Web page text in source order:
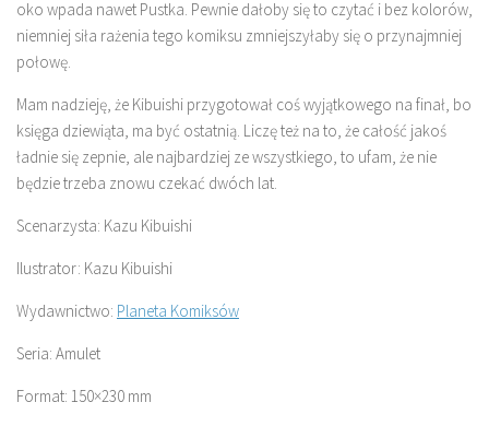
oko wpada nawet Pustka. Pewnie dałoby się to czytać i bez kolorów,
niemniej siła rażenia tego komiksu zmniejszyłaby się o przynajmniej
połowę.
Mam nadzieję, że Kibuishi przygotował coś wyjątkowego na finał, bo
księga dziewiąta, ma być ostatnią. Liczę też na to, że całość jakoś
ładnie się zepnie, ale najbardziej ze wszystkiego, to ufam, że nie
będzie trzeba znowu czekać dwóch lat.
Scenarzysta: Kazu Kibuishi
Ilustrator: Kazu Kibuishi
Wydawnictwo: Planeta Komiksów
Seria: Amulet
Format: 150×230 mm